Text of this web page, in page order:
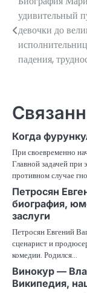
по
записям
удивительный
девочки до
падения,
Когда
При своевременно
Главной задачей при
противном случае
Петросян
биография,
заслуги
Петросян Евгений
сценарист и
комедии. Родился…
Винокур —
Википедия,